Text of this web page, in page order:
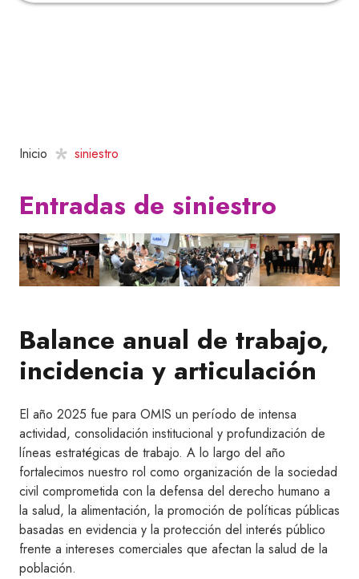
Inicio siniestro
Entradas de siniestro
Balance anual de trabajo,
incidencia y articulación
El año 2025 fue para OMIS un período de intensa
actividad, consolidación institucional y profundización de
líneas estratégicas de trabajo. A lo largo del año
fortalecimos nuestro rol como organización de la sociedad
civil comprometida con la defensa del derecho humano a
la salud, la alimentación, la promoción de políticas públicas
basadas en evidencia y la protección del interés público
frente a intereses comerciales que afectan la salud de la
población.